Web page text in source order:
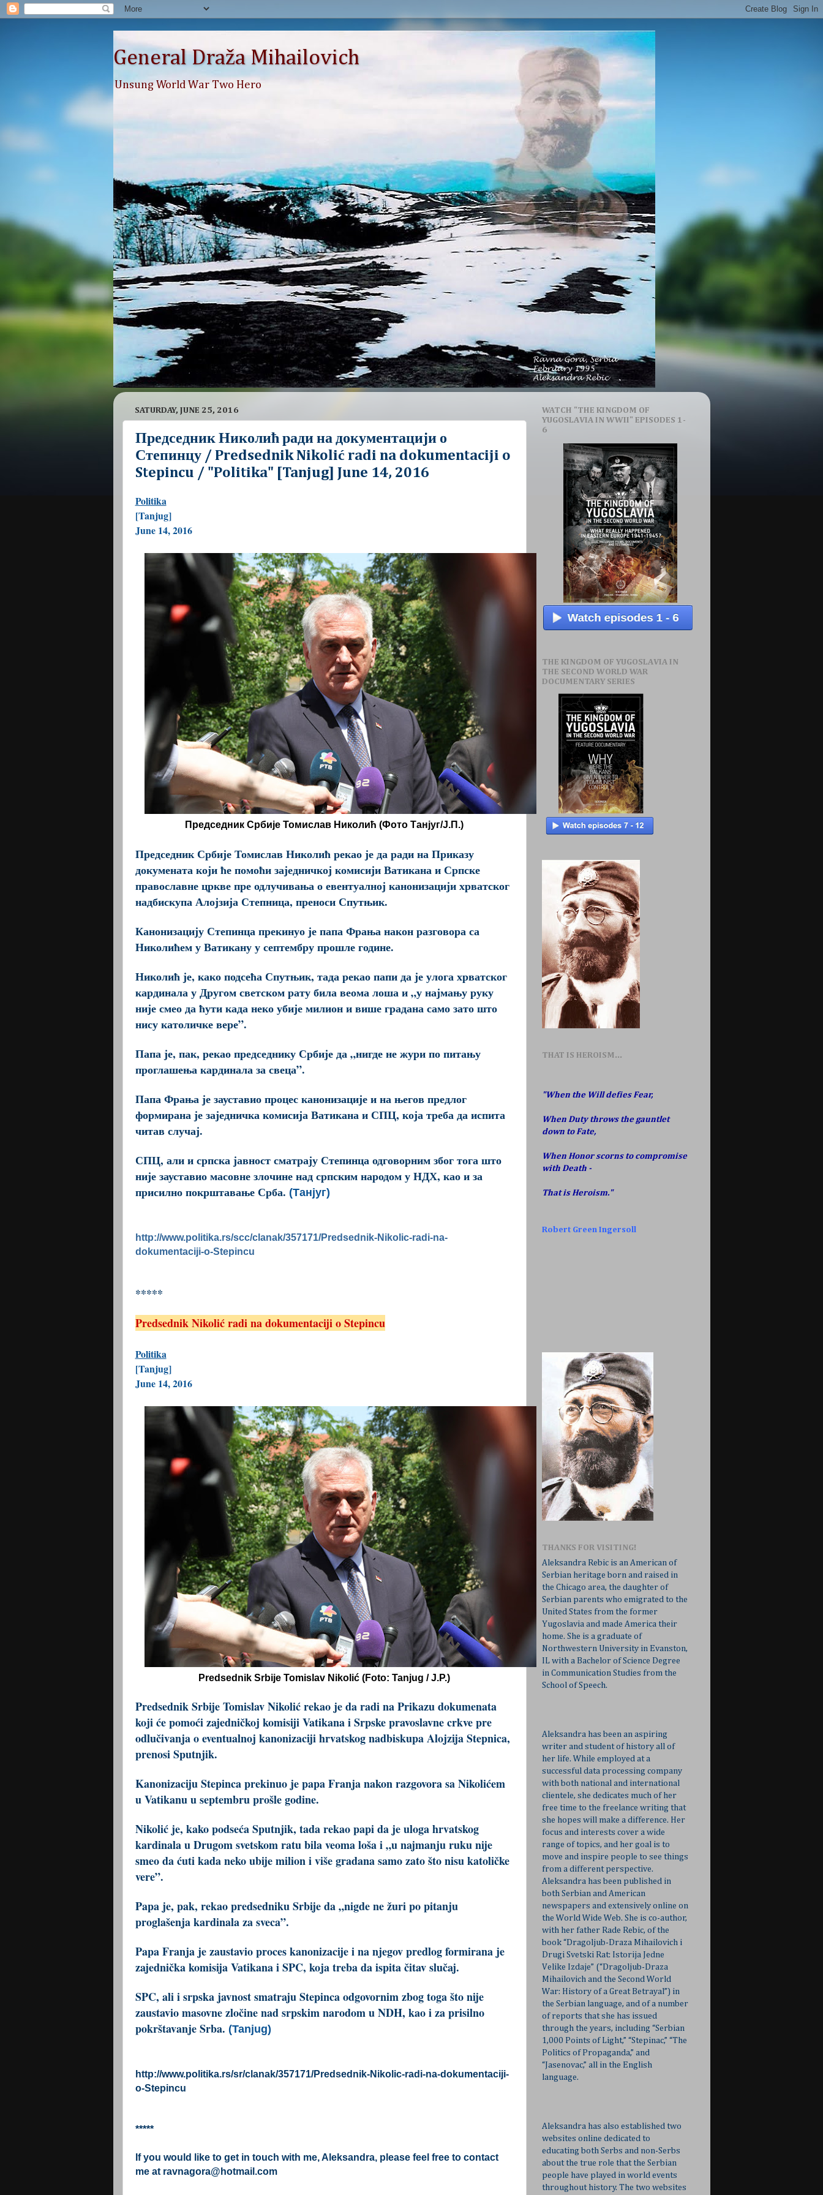
General Draža Mihailovich
Unsung World War Two Hero
SATURDAY, JUNE 25, 2016
Председник Николић ради на документацији о
Степинцу / Predsednik Nikolić radi na dokumentaciji o
Stepincu / "Politika" [Tanjug] June 14, 2016
Politika
[Tanjug]
June 14, 2016
Председник Србије Томислав Николић (Фото Танјуг/Ј.П.)
Председник Србије Томислав Николић рекао је да ради на Приказу
докумената који ће помоћи заједничкој комисији Ватикана и Српске
православне цркве пре одлучивања о евентуалној канонизацији хрватског
надбискупа Алојзија Степница, преноси Спутњик.
Канонизацију Степинца прекинуо је папа Фрања након разговора са
Николићем у Ватикану у септембру прошле године.
Николић је, како подсећа Спутњик, тада рекао папи да је улога хрватског
кардинала у Другом светском рату била веома лоша и „у најмању руку
није смео да ћути када неко убије милион и више градана само зато што
нису католичке вере”.
Папа је, пак, рекао председнику Србије да „нигде не жури по питању
проглашења кардинала за свеца”.
Папа Фрања је зауставио процес канонизације и на његов предлог
формирана је заједничка комисија Ватикана и СПЦ, која треба да испита
читав случај.
СПЦ, али и српска јавност сматрају Степинца одговорним због тога што
није зауставио масовне злочине над српским народом у НДХ, као и за
присилно покрштавање Срба. (Танјуг)
http://www.politika.rs/scc/clanak/357171/Predsednik-Nikolic-radi-na-
dokumentaciji-o-Stepincu
*****
Predsednik Nikolić radi na dokumentaciji o Stepincu
Politika
[Tanjug]
June 14, 2016
Predsednik Srbije Tomislav Nikolić (Foto: Tanjug / J.P.)
Predsednik Srbije Tomislav Nikolić rekao je da radi na Prikazu dokumenata
koji će pomoći zajedničkoj komisiji Vatikana i Srpske pravoslavne crkve pre
odlučivanja o eventualnoj kanonizaciji hrvatskog nadbiskupa Alojzija Stepnica,
prenosi Sputnjik.
Kanonizaciju Stepinca prekinuo je papa Franja nakon razgovora sa Nikolićem
u Vatikanu u septembru prošle godine.
Nikolić je, kako podseća Sputnjik, tada rekao papi da je uloga hrvatskog
kardinala u Drugom svetskom ratu bila veoma loša i „u najmanju ruku nije
smeo da ćuti kada neko ubije milion i više gradana samo zato što nisu katoličke
vere”.
Papa je, pak, rekao predsedniku Srbije da „nigde ne žuri po pitanju
proglašenja kardinala za sveca”.
Papa Franja je zaustavio proces kanonizacije i na njegov predlog formirana je
zajednička komisija Vatikana i SPC, koja treba da ispita čitav slučaj.
SPC, ali i srpska javnost smatraju Stepinca odgovornim zbog toga što nije
zaustavio masovne zločine nad srpskim narodom u NDH, kao i za prisilno
pokrštavanje Srba. (Tanjug)
http://www.politika.rs/sr/clanak/357171/Predsednik-Nikolic-radi-na-dokumentaciji-
o-Stepincu
*****
If you would like to get in touch with me, Aleksandra, please feel free to contact
me at ravnagora@hotmail.com
WATCH "THE KINGDOM OF
YUGOSLAVIA IN WWII" EPISODES 1-
6
THE KINGDOM OF YUGOSLAVIA IN
THE SECOND WORLD WAR
DOCUMENTARY SERIES
THAT IS HEROISM...
"When the Will defies Fear,
When Duty throws the gauntlet
down to Fate,
When Honor scorns to compromise
with Death -
That is Heroism."
Robert Green Ingersoll
THANKS FOR VISITING!
Aleksandra Rebic is an American of
Serbian heritage born and raised in
the Chicago area, the daughter of
Serbian parents who emigrated to the
United States from the former
Yugoslavia and made America their
home. She is a graduate of
Northwestern University in Evanston,
IL with a Bachelor of Science Degree
in Communication Studies from the
School of Speech.
Aleksandra has been an aspiring
writer and student of history all of
her life. While employed at a
successful data processing company
with both national and international
clientele, she dedicates much of her
free time to the freelance writing that
she hopes will make a difference. Her
focus and interests cover a wide
range of topics, and her goal is to
move and inspire people to see things
from a different perspective.
Aleksandra has been published in
both Serbian and American
newspapers and extensively online on
the World Wide Web. She is co-author,
with her father Rade Rebic, of the
book “Dragoljub-Draza Mihailovich i
Drugi Svetski Rat: Istorija Jedne
Velike Izdaje” (“Dragoljub-Draza
Mihailovich and the Second World
War: History of a Great Betrayal”) in
the Serbian language, and of a number
of reports that she has issued
through the years, including “Serbian
1,000 Points of Light,” “Stepinac,” “The
Politics of Propaganda,” and
“Jasenovac,” all in the English
language.
Aleksandra has also established two
websites online dedicated to
educating both Serbs and non-Serbs
about the true role that the Serbian
people have played in world events
throughout history. The two websites